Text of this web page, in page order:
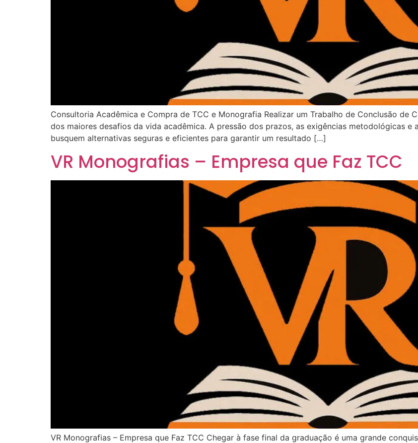
Consultoria Acadêmica e Compra de TCC e Monografia Realizar um Trabalho de Conclusão de
dos maiores desafios da vida acadêmica. A pressão dos prazos, as exigências metodológicas e
busquem alternativas seguras e eficientes para garantir um resultado […]
VR Monografias – Empresa que Faz TCC
VR Monografias – Empresa que Faz TCC Chegar à fase final da graduação é uma grande